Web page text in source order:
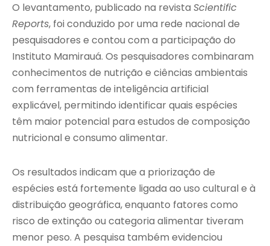
O levantamento, publicado na revista Scientific
Reports, foi conduzido por uma rede nacional de
pesquisadores e contou com a participação do
Instituto Mamirauá. Os pesquisadores combinaram
conhecimentos de nutrição e ciências ambientais
com ferramentas de inteligência artificial
explicável, permitindo identificar quais espécies
têm maior potencial para estudos de composição
nutricional e consumo alimentar.
Os resultados indicam que a priorização de
espécies está fortemente ligada ao uso cultural e à
distribuição geográfica, enquanto fatores como
risco de extinção ou categoria alimentar tiveram
menor peso. A pesquisa também evidenciou